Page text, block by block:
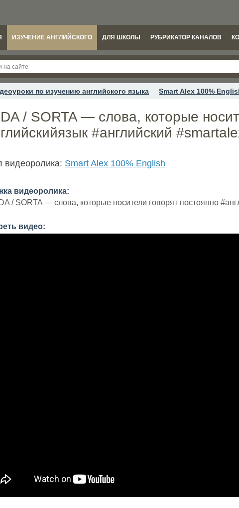
ИЗУЧЕНИЕ АНГЛИЙСКОГО ДЛЯ ШКОЛЫ РУБРИКАТОР КАНАЛОВ
по изучению английского языка Smart Alex 100%
/ SORTA — слова, которые
#английский
видеоролика: Smart Alex 100% English
видеоролика:
видео: